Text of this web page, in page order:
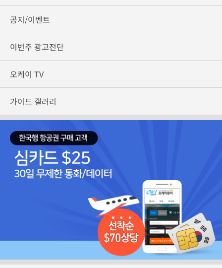
공지/이벤트
이번주 광고전단
오케이 TV
가이드 갤러리